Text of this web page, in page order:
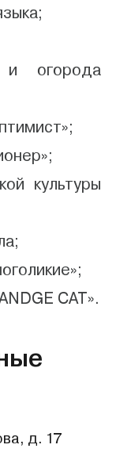
огорода
культуры
CAT».
д. 17